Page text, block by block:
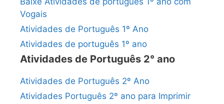
Vogais
Atividades de Português 1º Ano
Atividades de português 1º ano
Atividades de Português 2° ano
Atividades de Português 2º Ano
Atividades Português 2º ano para Imprimir